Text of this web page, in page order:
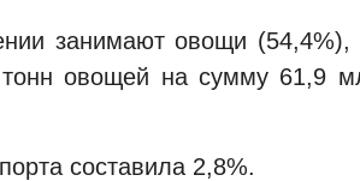
занимают овощи
тонн овощей на сумму 61,9
составила 2,8%.